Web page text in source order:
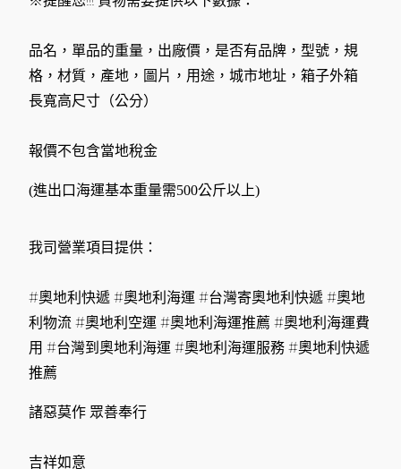
品名，單品的重量，出廠價，是否有品牌，型號，規
格，材質，產地，圖片，用途，城市地址，箱子外箱
長寬高尺寸（公分）
報價不包含當地稅金
(進出口海運基本重量需500公斤以上)
我司營業項目提供：
#奧地利快遞 #奧地利海運 #台灣寄奧地利快遞 #奧地
利物流 #奧地利空運 #奧地利海運推薦 #奧地利海運費
用 #台灣到奧地利海運 #奧地利海運服務 #奧地利快遞
推薦
諸惡莫作 眾善奉行
吉祥如意